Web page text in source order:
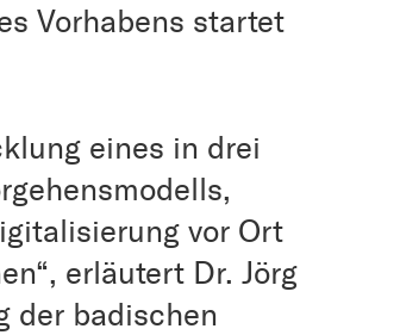
Vorhabens startet
eines in drei
vor Ort
erläutert Dr. Jörg
der badischen